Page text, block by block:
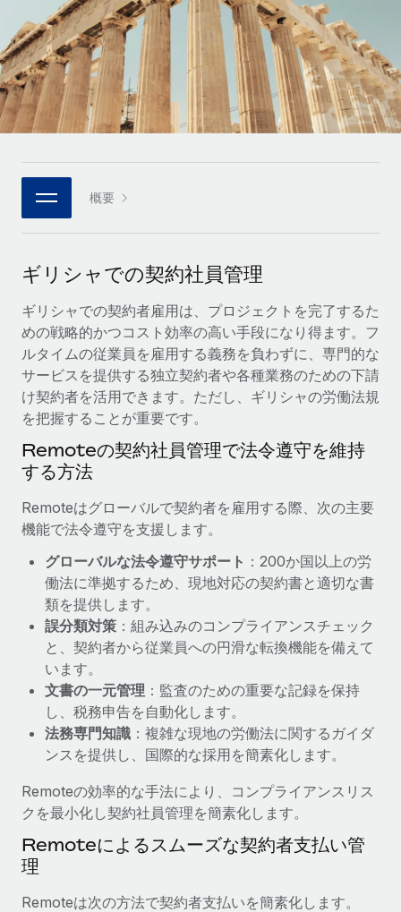
Remote統合
人事機能をワークフローにシームレスに統合する
プラットフォーム
チームのための人事の基本機能を内蔵
接続 新しい
当社のMCPを使用して、あらゆるAIツールをRemoteに接続
統合
基本的なビジネスツールを活用して業務プロセスを効率化す
専門家に相談
グローバル人事・コンプライアンスの専門サポート
バックグラウンドチェック
候補者の選考プロセスをシンプルに
Compliance Watchtower
コンプライアンスリスクを先回りして対応
デバイス管理
ITデバイスを世界規模で提供・管理
法人設立
法令順守した法人をスピーディに設立
移住・転勤
従業員の異動をスムーズに
福利厚生
従業員の福利厚生を簡単に管理
ミッドマーケット
カスタマイズされた人事ソリューションでチームを拡大する
企業
大企業向けのグローバルHR
パートナーに登録
戦略的テクノロジーパートナー
グローバルな人事機能を柔軟に自社プラットフォームへ統合
当社とのパートナーシップの可能性を検討する
Remote Build 近日リリース予定
統合とAI自動化に関するコンサルティング
活用事例
と戦略的提携
Reverse Techの概要 健康とウェルネスのスタートアップである
Reverse...
詳細を見る
AIのパイオニアであるWeaviateは、Remoteを使
い、どのようにしてワークフォースを120%に増やした
のか
Weaviateの概要...
詳細を見る
リサーチおよびガイド
活用事例
HR用語集
チェックリストおよびテンプレート
職務内容ライブラリ
ウェビナー
イベント
ニュースルーム
給与・人材情報
情報センター
サポートを依頼する
すべてのリソースを表示する
ブログ
グローバル給与処理
EORおよびPEO
契約社員管理
税務
ブログを読む
ブログ
Remoteの製品アップデート：GustoとXeroの統合お
プラス）
Remoteの使命は、世界のどこにいても、あらゆる規模の企業が
業務に最適な人材を採用し、管理し、給与を支給できるようにす
ることです。この数週間で、新しい統合、機能、改良点をリリー
Español
Italiano
Português (Portugal)
日本語
한국어 概要
ギリシャでの契約社員管理
ギリシャでの契約者雇用は、プロジェクトを完了するた
めの戦略的かつコスト効率の高い手段になり得ます。フ
ルタイムの従業員を雇用する義務を負わずに、専門的な
サービスを提供する独立契約者や各種業務のための下請
け契約者を活用できます。ただし、ギリシャの労働法規
を把握することが重要です。
Remoteの契約社員管理で法令遵守を維持
する方法
Remoteはグローバルで契約者を雇用する際、次の主要
機能で法令遵守を支援します。
グローバルな法令遵守サポート ：200か国以上の労
働法に準拠するため、現地対応の契約書と適切な書
類を提供します。
誤分類対策 ：組み込みのコンプライアンスチェック
と、契約者から従業員への円滑な転換機能を備えて
います。
文書の一元管理 ：監査のための重要な記録を保持
し、税務申告を自動化します。
法務専門知識 ：複雑な現地の労働法に関するガイダ
ンスを提供し、国際的な採用を簡素化します。
Remoteの効率的な手法により、コンプライアンスリス
クを最小化し契約社員管理を簡素化します。
Remoteによるスムーズな契約者支払い管
理
Remoteは次の方法で契約者支払いを簡素化します。